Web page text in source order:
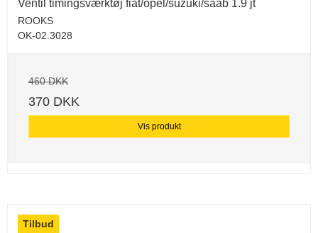
Ventil timingsværktøj fiat/opel/suzuki/saab 1.9 jt
ROOKS
OK-02.3028
460 DKK
370 DKK
Vis produkt
Tilbud